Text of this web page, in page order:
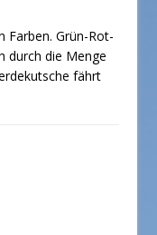
Farben. Grün-Rot-
durch die Menge
fährt